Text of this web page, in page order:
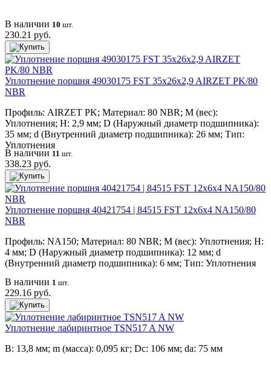
В наличии 10 шт.
230.21 руб.
Уплотнение поршня 49030175 FST 35x26x2,9 AIRZET PK/80
NBR
Профиль: AIRZET PK; Материал: 80 NBR; M (вес):
Уплотнения; H: 2,9 мм; D (Наружный диаметр подшипника):
35 мм; d (Внутренний диаметр подшипника): 26 мм; Тип:
Уплотнения
В наличии 11 шт.
338.23 руб.
Уплотнение поршня 40421754 | 84515 FST 12x6x4 NA150/80
NBR
Профиль: NA150; Материал: 80 NBR; M (вес): Уплотнения; H:
4 мм; D (Наружный диаметр подшипника): 12 мм; d
(Внутренний диаметр подшипника): 6 мм; Тип: Уплотнения
В наличии 1 шт.
229.16 руб.
Уплотнение лабиринтное TSN517 A NW
B: 13,8 мм; m (масса): 0,095 кг; Dc: 106 мм; da: 75 мм